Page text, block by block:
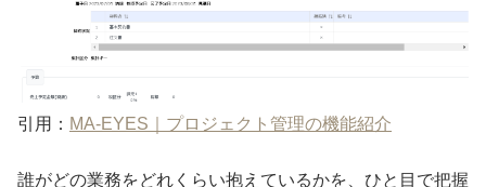
引用： MA-EYES｜プロジェクト管理の機能紹介
誰がどの業務をどれくらい抱えているかを、ひと目で把握